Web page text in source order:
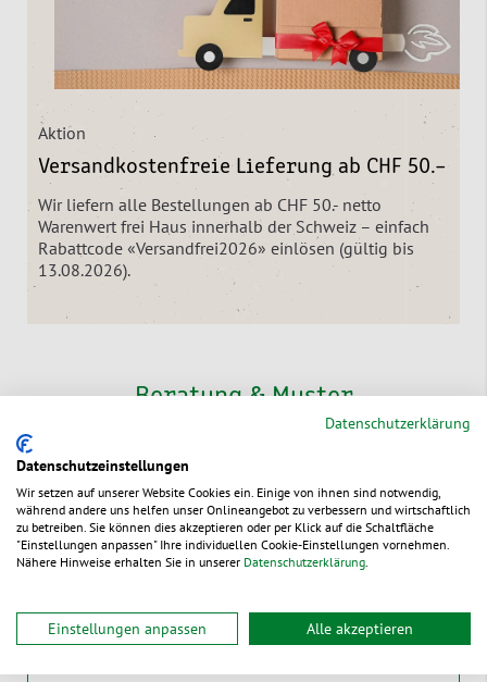
Aktion
Versandkostenfreie Lieferung ab CHF 50.–
Wir liefern alle Bestellungen ab CHF 50.- netto
Warenwert frei Haus innerhalb der Schweiz – einfach
Rabattcode «Versandfrei2026» einlösen (gültig bis
13.08.2026).
Beratung & Muster
sowie der Umwelt spielt eine Vielzahl weiterer
Faktoren eine wichtige Rolle bei der Auswahl der
passenden Thermoverpackung.
Wir sind Spezialist für nachhaltige Verpackungen und
beraten Sie gerne persönlich, um die für Sie ideale
Jetzt Kontakt aufnehmen
Datenschutzerklärung
Datenschutzeinstellungen
Wir setzen auf unserer Website Cookies ein. Einige von ihnen sind notwendig,
während andere uns helfen unser Onlineangebot zu verbessern und wirtschaftlich
zu betreiben. Sie können dies akzeptieren oder per Klick auf die Schaltfläche
"Einstellungen anpassen" Ihre individuellen Cookie-Einstellungen vornehmen.
Nähere Hinweise erhalten Sie in unserer Datenschutzerklärung.
Einstellungen anpassen Alle akzeptieren